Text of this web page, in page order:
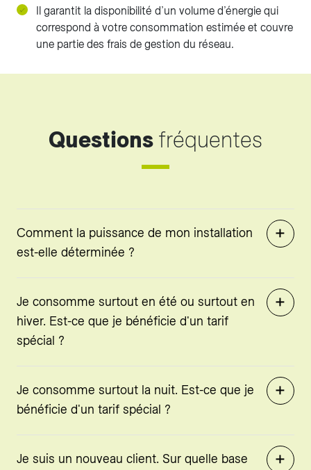
Il garantit la disponibilité d’un volume d’énergie qui
correspond à votre consommation estimée et couvre
une partie des frais de gestion du réseau.
Questions fréquentes
Comment la puissance de mon installation
est-elle déterminée ?
Je consomme surtout en été ou surtout en
hiver. Est-ce que je bénéficie d'un tarif
spécial ?
Je consomme surtout la nuit. Est-ce que je
bénéficie d'un tarif spécial ?
Je suis un nouveau client. Sur quelle base